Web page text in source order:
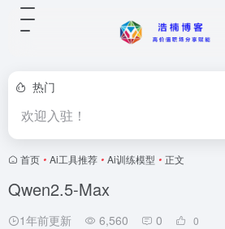
热门
欢迎入驻！
首页 • Ai工具推荐 • Ai训练模型 • 正文
Qwen2.5-Max
1年前更新 6,560 0 0